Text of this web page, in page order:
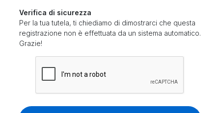
Verifica di sicurezza
Per la tua tutela, ti chiediamo di dimostrarci che questa
registrazione non è effettuata da un sistema automatico.
Grazie!